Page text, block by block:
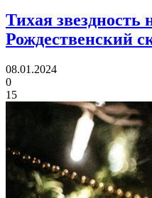
Тихая звездность
Рождественский
08.01.2024
0
15